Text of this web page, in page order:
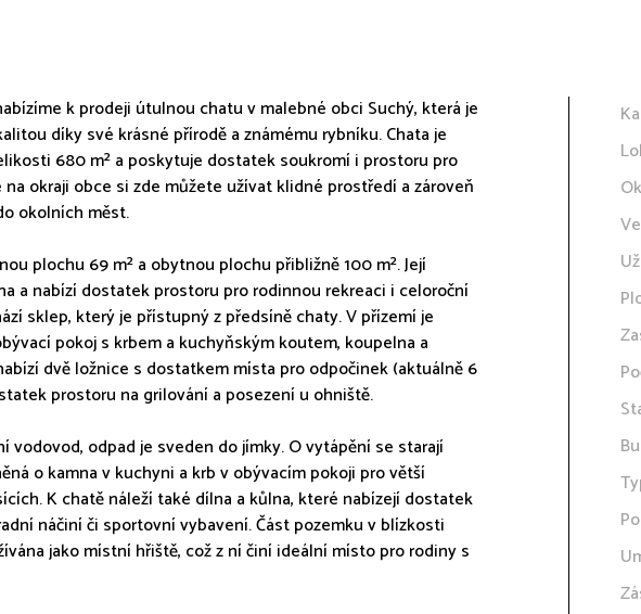
k prodeji útulnou chatu v malebné obci Suchý, která je
díky své krásné přírodě a známému rybníku. Chata je
680 m² a poskytuje dostatek soukromí i prostoru pro
okraji obce si zde můžete užívat klidné prostředí a zároveň
okolních měst.
plochu 69 m² a obytnou plochu přibližně 100 m². Její
a nabízí dostatek prostoru pro rodinnou rekreaci i celoroční
sklep, který je přístupný z předsíně chaty. V přízemí je
pokoj s krbem a kuchyňským koutem, koupelna a
dvě ložnice s dostatkem místa pro odpočinek (aktuálně 6
prostoru na grilování a posezení u ohniště.
vodovod, odpad je sveden do jímky. O vytápění se starají
o kamna v kuchyni a krb v obývacím pokoji pro větší
K chatě náleží také dílna a kůlna, které nabízejí dostatek
náčiní či sportovní vybavení. Část pozemku v blízkosti
jako místní hřiště, což z ní činí ideální místo pro rodiny s